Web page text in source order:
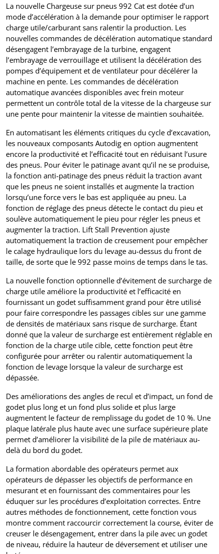
La nouvelle Chargeuse sur pneus 992 Cat est dotée d’un
mode d’accélération à la demande pour optimiser le rapport
charge utile/carburant sans ralentir la production. Les
nouvelles commandes de décélération automatique standard
désengagent l’embrayage de la turbine, engagent
l’embrayage de verrouillage et utilisent la décélération des
pompes d’équipement et de ventilateur pour décélérer la
machine en pente. Les commandes de décélération
automatique avancées disponibles avec frein moteur
permettent un contrôle total de la vitesse de la chargeuse sur
une pente pour maintenir la vitesse de maintien souhaitée.
En automatisant les éléments critiques du cycle d’excavation,
les nouveaux composants Autodig en option augmentent
encore la productivité et l’efficacité tout en réduisant l’usure
des pneus. Pour éviter le patinage avant qu’il ne se produise,
la fonction anti-patinage des pneus réduit la traction avant
que les pneus ne soient installés et augmente la traction
lorsqu’une force vers le bas est appliquée au pneu. La
fonction de réglage des pneus détecte le contact du pieu et
soulève automatiquement le pieu pour régler les pneus et
augmenter la traction. Lift Stall Prevention ajuste
automatiquement la traction de creusement pour empêcher
le calage hydraulique lors du levage au-dessus du front de
taille, de sorte que le 992 passe moins de temps dans le tas.
La nouvelle fonction optionnelle d’évitement de surcharge de
charge utile améliore la productivité et l’efficacité en
fournissant un godet suffisamment grand pour être utilisé
pour faire correspondre les passages cibles sur une gamme
de densités de matériaux sans risque de surcharge. Étant
donné que la valeur de surcharge est entièrement réglable en
fonction de la charge utile cible, cette fonction peut être
configurée pour arrêter ou ralentir automatiquement la
fonction de levage lorsque la valeur de surcharge est
dépassée.
Des améliorations des angles de recul et d’impact, un fond de
godet plus long et un fond plus solide et plus large
augmentent le facteur de remplissage du godet de 10 %. Une
plaque latérale plus haute avec une surface supérieure plate
permet d’améliorer la visibilité de la pile de matériaux au-
delà du bord du godet.
La formation abordable des opérateurs permet aux
opérateurs de dépasser les objectifs de performance en
mesurant et en fournissant des commentaires pour les
éduquer sur les procédures d’exploitation correctes. Entre
autres méthodes de fonctionnement, cette fonction vous
montre comment raccourcir correctement la course, éviter de
creuser le désengagement, entrer dans la pile avec un godet
de niveau, réduire la hauteur de déversement et utiliser une